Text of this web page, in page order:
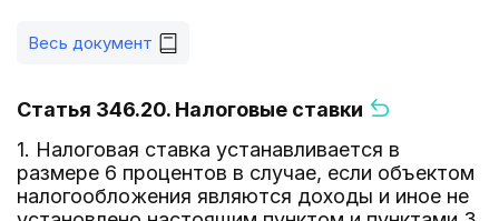
Весь документ
Статья 346.20. Налоговые ставки
1. Налоговая ставка устанавливается в
размере 6 процентов в случае, если объектом
налогообложения являются доходы и иное не